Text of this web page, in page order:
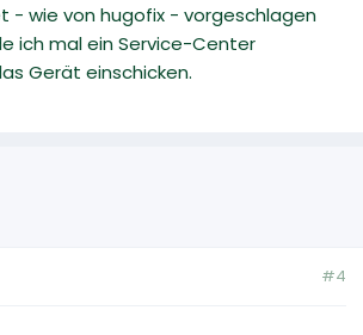
- wie von hugofix - vorgeschlagen
ich mal ein Service-Center
Gerät einschicken.
#4